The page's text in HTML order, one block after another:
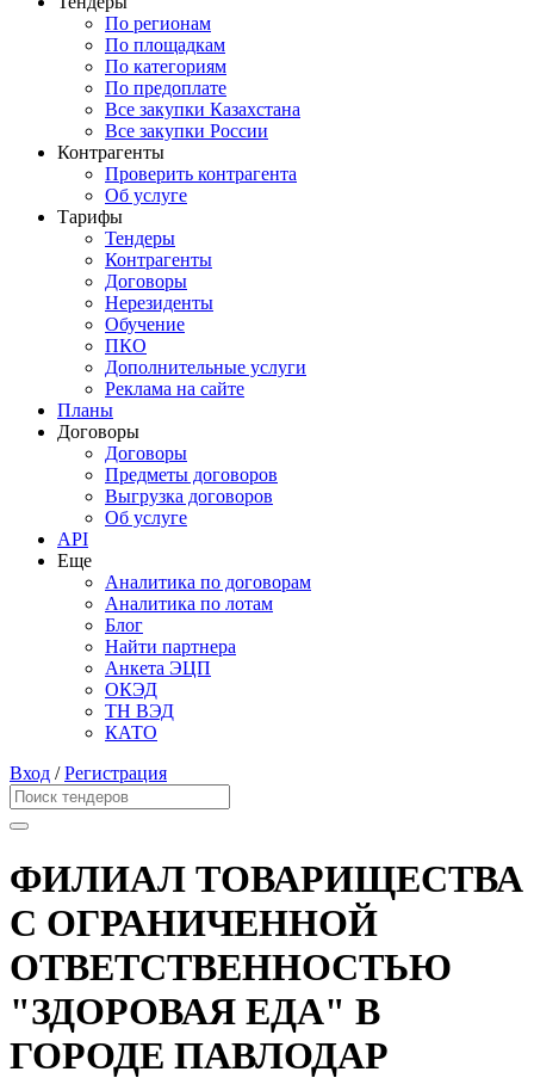
По регионам
По площадкам
По категориям
По предоплате
Все закупки Казахстана
Все закупки России
Контрагенты
Проверить контрагента
Об услуге
Тарифы
Тендеры
Контрагенты
Договоры
Нерезиденты
Обучение
ПКО
Дополнительные услуги
Реклама на сайте
Планы
Договоры
Договоры
Предметы договоров
Выгрузка договоров
Об услуге
API
Еще
Аналитика по договорам
Аналитика по лотам
Блог
Найти партнера
Анкета ЭЦП
ОКЭД
ТН ВЭД
КАТО
Вход /Регистрация
ФИЛИАЛ ТОВАРИЩЕСТВА
С ОГРАНИЧЕННОЙ
ОТВЕТСТВЕННОСТЬЮ
"ЗДОРОВАЯ ЕДА" В
ГОРОДЕ ПАВЛОДАР